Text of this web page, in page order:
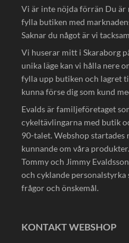
Vi är inte nöjda förrän Du
fylla butiken med
Saknar du något är vi
Vi huserar mitt i Skaraborg
unika läge kan vi hålla nere
fylla upp butiken och lagret
kunna förse dig som kund
Evalds är familjeföretaget
cykeltävlingarna med butik
90-talet. Webshop startades
kunnande om våra
Tommy och Jimmy
och cyklande
frågor och önskemål.
KONTAKT WEBSHOP